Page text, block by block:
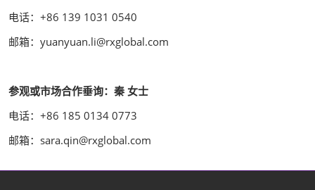
电话：+86 139 1031 0540
邮箱：yuanyuan.li@rxglobal.com
参观或市场合作垂询：秦 女士
电话：+86 185 0134 0773
邮箱：sara.qin@rxglobal.com